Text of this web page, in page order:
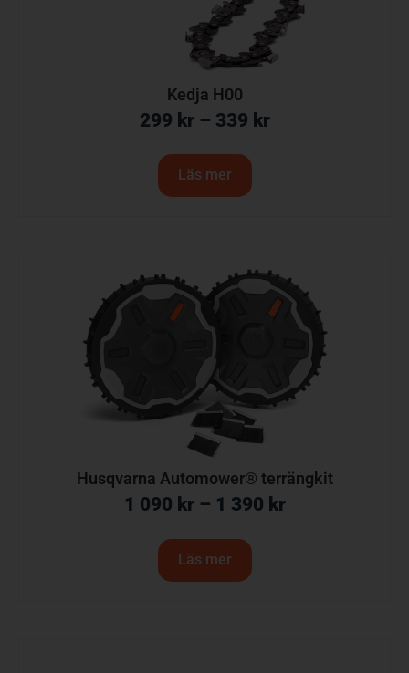
Kedja H00
299 kr – 339 kr
Läs mer
Husqvarna Automower® terrängkit
1 090 kr – 1 390 kr
Läs mer